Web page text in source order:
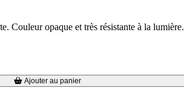
Couleur opaque et très résistante à la lumière.
Ajouter au panier